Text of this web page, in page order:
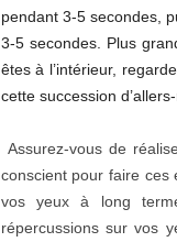
pendant 3-5 secondes,
3-5 secondes. Plus
êtes à l’intérieur,
cette succession
Assurez-vous de
conscient pour faire ces
vos yeux à long
répercussions sur vos